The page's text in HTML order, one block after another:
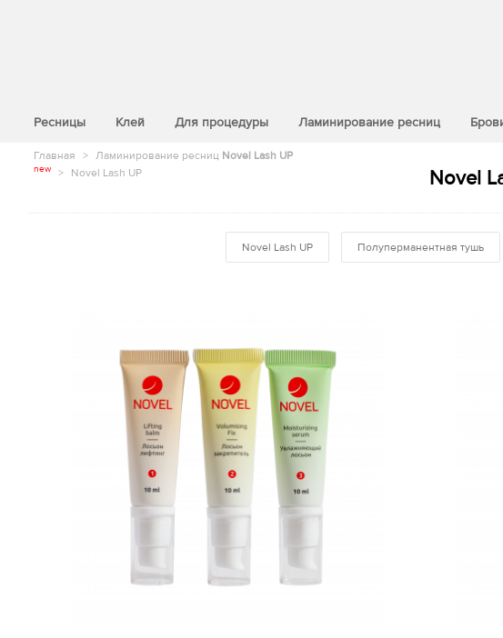
Ресницы Клей Для процедуры Ламинирование ресниц
Главная > Ламинирование ресниц Novel Lash UP
new > Novel Lash UP Novel
Novel Lash UP Полуперманентная тушь